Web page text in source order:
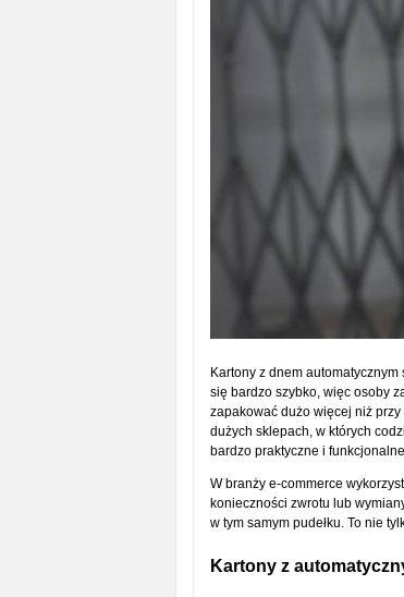
Kartony z dnem
się bardzo szybko, więc osoby
zapakować dużo więcej niż
dużych sklepach, w których
bardzo praktyczne i
W branży e-commerce
konieczności zwrotu lub
w tym samym pudełku. To nie
Kartony z